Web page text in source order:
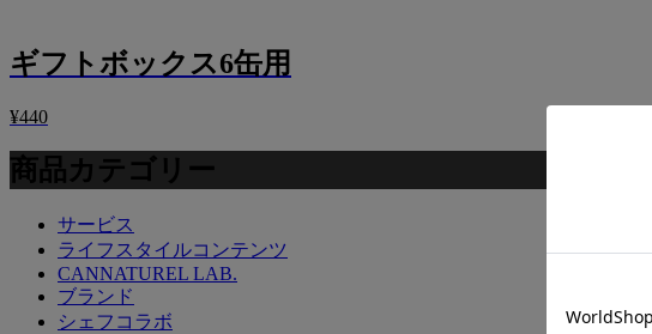
ギフトボックス6缶用
¥440
商品カテゴリー
サービス
ライフスタイルコンテンツ
CANNATUREL LAB.
ブランド
シェフコラボ